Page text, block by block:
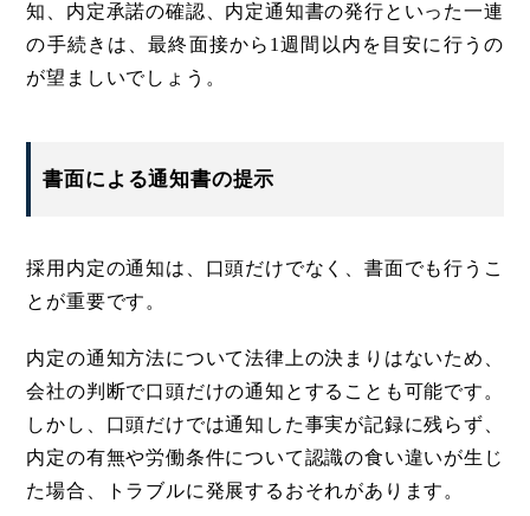
知、内定承諾の確認、内定通知書の発行といった一連
の手続きは、最終面接から1週間以内を目安に行うの
が望ましいでしょう。
書面による通知書の提示
採用内定の通知は、口頭だけでなく、書面でも行うこ
とが重要です。
内定の通知方法について法律上の決まりはないため、
会社の判断で口頭だけの通知とすることも可能です。
しかし、口頭だけでは通知した事実が記録に残らず、
内定の有無や労働条件について認識の食い違いが生じ
た場合、トラブルに発展するおそれがあります。